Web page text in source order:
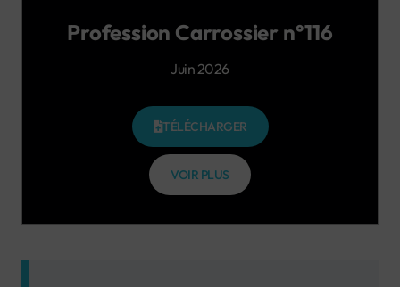
Profession Carrossier n°116
Juin 2026
TÉLÉCHARGER
VOIR PLUS